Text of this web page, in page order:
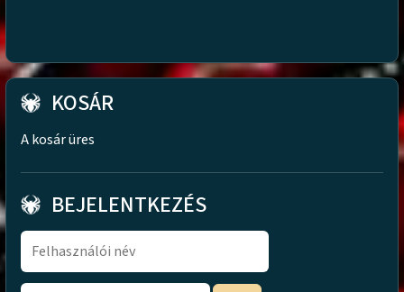
KOSÁR
A kosár üres
BEJELENTKEZÉS